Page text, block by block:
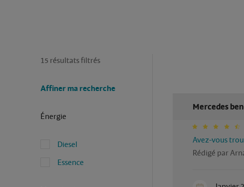
15 résultats filtrés
Affiner ma recherche
Énergie
Diesel
Essence
Mercedes
Avez-vous
Rédigé par